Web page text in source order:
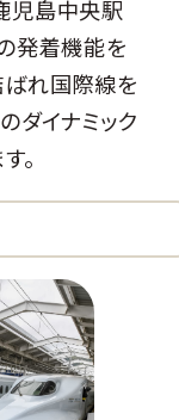
児島中央駅
発着機能を
れ国際線を
ダイナミック
。